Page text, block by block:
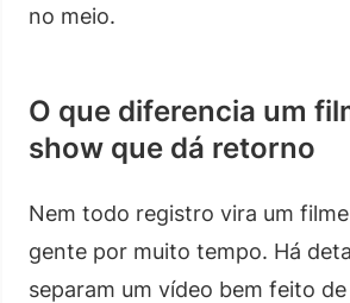
no meio.
O que diferencia um
show que dá retorno
Nem todo registro vira um
gente por muito tempo. Há
separam um vídeo bem feito